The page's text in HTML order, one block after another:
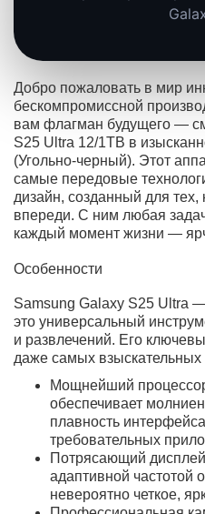
2. Каковы
максимальная
больший экран,
флагманский
возможности
широкий набор
требовательных
Ultra?
Смартфон
премиальных
рассчитан на
ежедневное
сохраняя
статусный